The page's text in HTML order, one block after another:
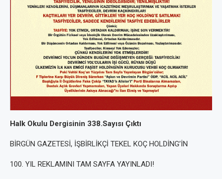
Halk Okulu Dergisinin 338.Sayısı Çıktı
BİRGÜN GAZETESİ, İŞBİRLİKÇİ TEKEL KOÇ HOLDİNG’İN
100. YIL REKLAMINI TAM SAYFA YAYINLADI!